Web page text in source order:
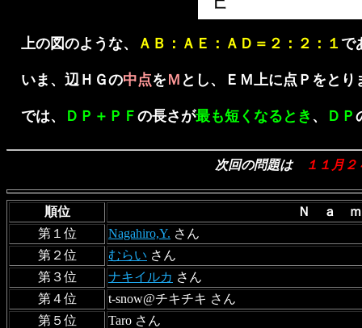
上の図のような、 ＡＢ：ＡＥ：ＡＤ＝２：２：１ で
いま、辺ＨＧの中点を Ｍ とし、ＥＭ上に点Ｐをとり
では、 ＤＰ＋ＰＦ の長さが最も短くなるとき 、 ＤＰ
次回の問題は１１月２
順位
Ｎ ａ
第１位
Nagahiro,Y. さん
第２位
むらい さん
第３位
ナキイルカ さん
第４位
t-snow@チキチキ さん
第５位
Taro さん